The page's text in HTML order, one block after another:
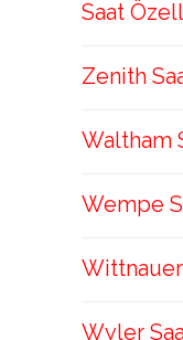
Saat
Zenith
Waltham
Wempe
Wyler